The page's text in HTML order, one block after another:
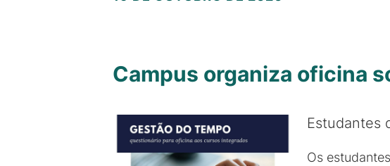
Campus organiza oficina
Estudantes
Os